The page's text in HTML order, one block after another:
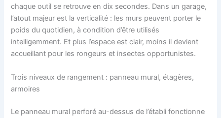
chaque outil se retrouve en dix secondes. Dans un garage,
l’atout majeur est la verticalité : les murs peuvent porter le
poids du quotidien, à condition d’être utilisés
intelligemment. Et plus l’espace est clair, moins il devient
accueillant pour les rongeurs et insectes opportunistes.
Trois niveaux de rangement : panneau mural, étagères,
armoires
Le panneau mural perforé au-dessus de l’établi fonctionne